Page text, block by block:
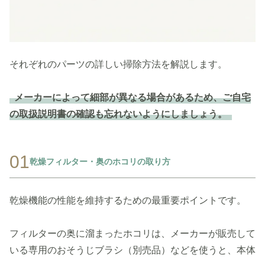
それぞれのパーツの詳しい掃除方法を解説します。
メーカーによって細部が異なる場合があるため、ご自宅
の取扱説明書の確認も忘れないようにしましょう。
01乾燥フィルター・奥のホコリの取り方
乾燥機能の性能を維持するための最重要ポイントです。
フィルターの奥に溜まったホコリは、メーカーが販売して
いる専用のおそうじブラシ（別売品）などを使うと、本体